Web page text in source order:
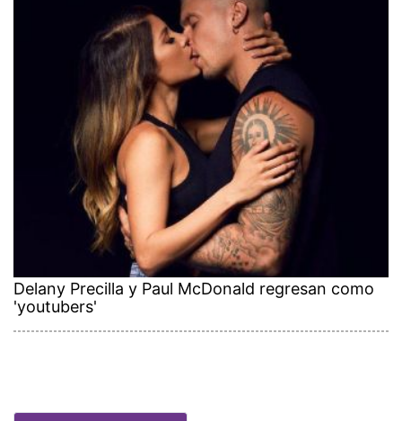
Delany Precilla y Paul McDonald regresan como
'youtubers'